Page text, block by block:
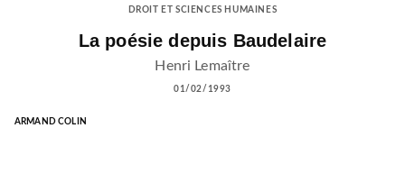
DROIT ET SCIENCES HUMAINES
La poésie depuis Baudelaire
Henri Lemaître
01/02/1993
ARMAND COLIN